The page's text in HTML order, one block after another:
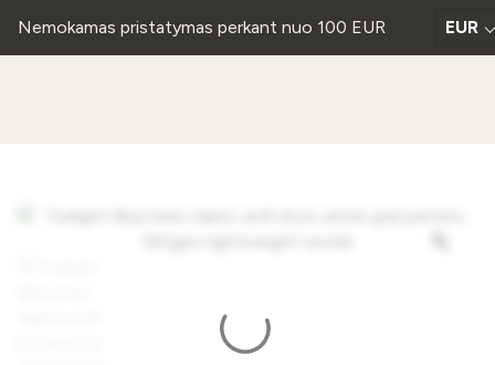
Nemokamas pristatymas perkant nuo 100 EUR EUR